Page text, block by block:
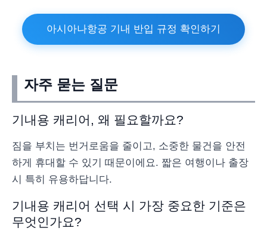
아시아나항공 기내 반입 규정 확인하기
자주 묻는 질문
기내용 캐리어, 왜 필요할까요?
짐을 부치는 번거로움을 줄이고, 소중한 물건을 안전
하게 휴대할 수 있기 때문이에요. 짧은 여행이나 출장
시 특히 유용하답니다.
기내용 캐리어 선택 시 가장 중요한 기준은
무엇인가요?